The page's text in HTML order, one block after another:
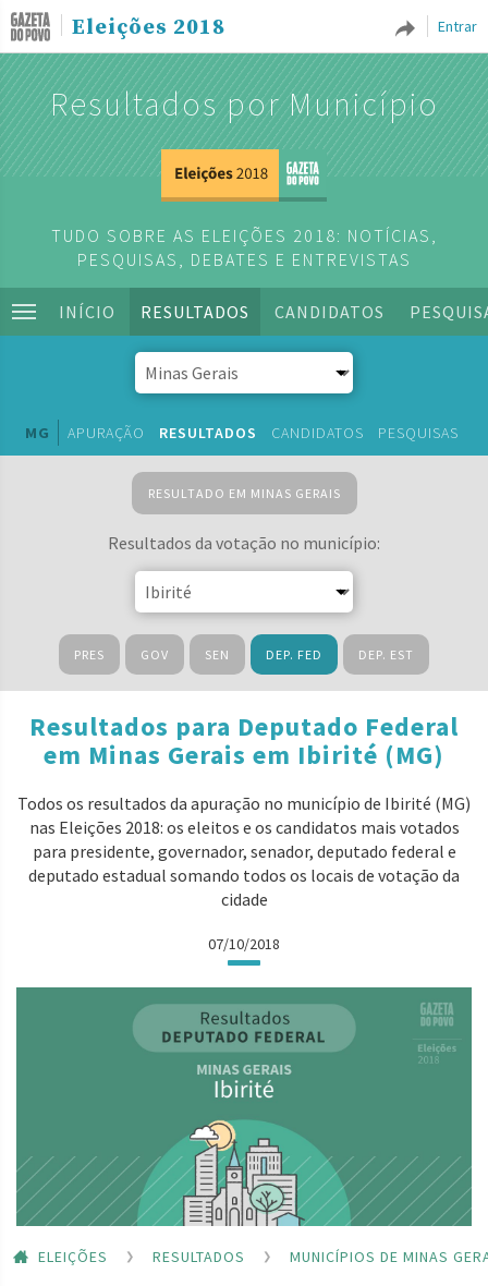
Entrar
Eleições 2018
Resultados por Município
TUDO SOBRE AS ELEIÇÕES 2018: NOTÍCIAS,
PESQUISAS, DEBATES E ENTREVISTAS
INÍCIO RESULTADOS CANDIDATOS
MG APURAÇÃO RESULTADOS CANDIDATOS PESQUISAS
RESULTADO EM MINAS GERAIS
Resultados da votação no município:
PRES GOV SEN DEP. FED DEP. EST
Resultados para Deputado Federal
em Minas Gerais em Ibirité (MG)
Todos os resultados da apuração no município de Ibirité (MG)
nas Eleições 2018: os eleitos e os candidatos mais votados
para presidente, governador, senador, deputado federal e
deputado estadual somando todos os locais de votação da
cidade
07/10/2018
ELEIÇÕES RESULTADOS
MUNICÍPIOS DE MINAS